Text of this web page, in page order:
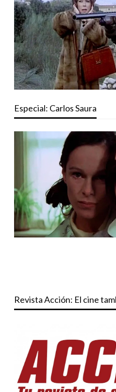
Especial: Carlos Saura
Revista Acción: El cine